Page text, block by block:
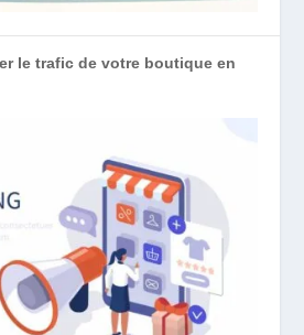
le trafic de votre boutique en